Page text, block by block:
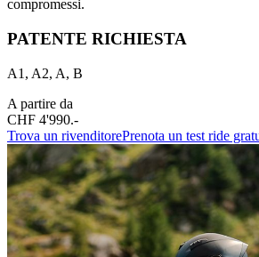
compromessi.
PATENTE RICHIESTA
A1, A2, A, B
A partire da
CHF 4'990.-
Trova un rivenditorePrenota un test ride